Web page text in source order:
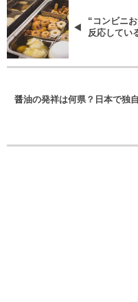
“コンビニ
反応してい
醤油の発祥は何県？日本で独